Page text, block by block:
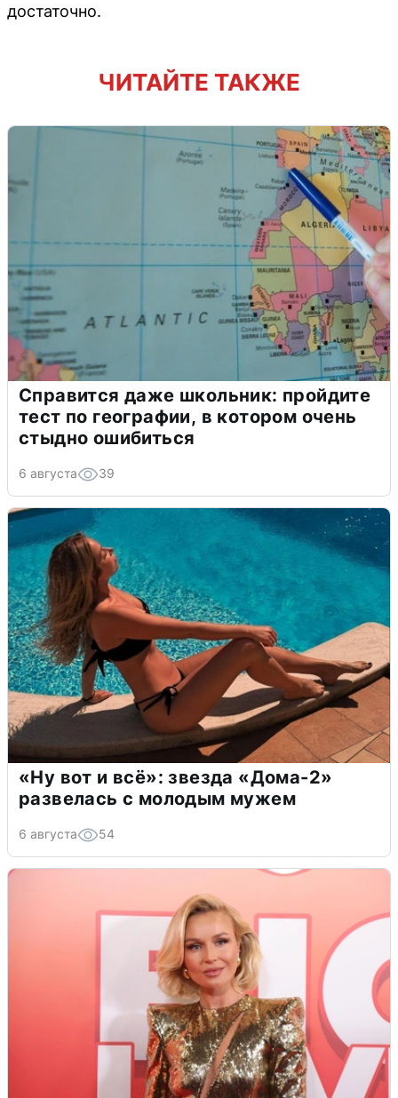
достаточно.
ЧИТАЙТЕ ТАКЖЕ
Справится даже школьник: пройдите
тест по географии, в котором очень
стыдно ошибиться
6 августа 39
«Ну вот и всё»: звезда «Дома-2»
развелась с молодым мужем
6 августа 54